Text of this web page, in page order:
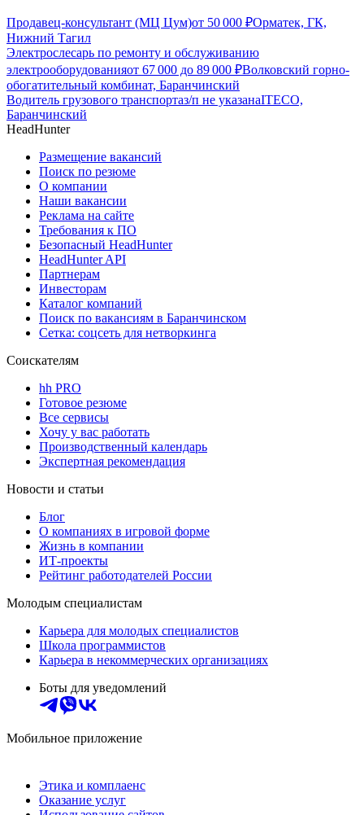
Продавец-консультант (МЦ Цум)от 50 000 ₽Орматек, ГК,
Нижний Тагил
Электрослесарь по ремонту и обслуживанию
электрооборудованияот 67 000 до 89 000 ₽Волковский горно-
обогатительный комбинат, Баранчинский
Водитель грузового транспортаз/п не указанаITECO,
Баранчинский
HeadHunter
Размещение вакансий
Поиск по резюме
О компании
Наши вакансии
Реклама на сайте
Требования к ПО
Безопасный HeadHunter
HeadHunter API
Партнерам
Инвесторам
Каталог компаний
Поиск по вакансиям в Баранчинском
Сетка: соцсеть для нетворкинга
Соискателям
hh PRO
Готовое резюме
Все сервисы
Хочу у вас работать
Производственный календарь
Экспертная рекомендация
Новости и статьи
Блог
О компаниях в игровой форме
Жизнь в компании
ИТ-проекты
Рейтинг работодателей России
Молодым специалистам
Карьера для молодых специалистов
Школа программистов
Карьера в некоммерческих организациях
Боты для уведомлений
Мобильное приложение
Этика и комплаенс
Оказание услуг